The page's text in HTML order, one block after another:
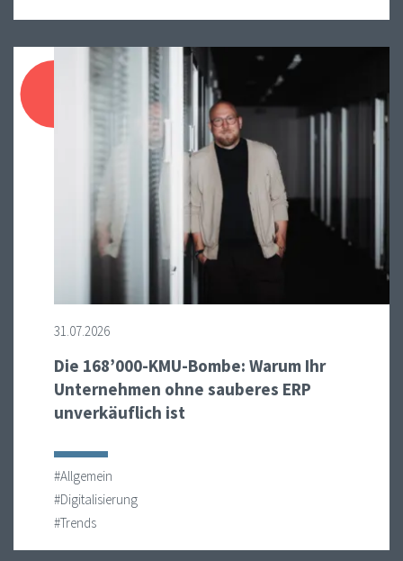
31.07.2026
Die 168’000-KMU-Bombe: Warum Ihr
Unternehmen ohne sauberes ERP
unverkäuflich ist
#Allgemein
#Digitalisierung
#Trends